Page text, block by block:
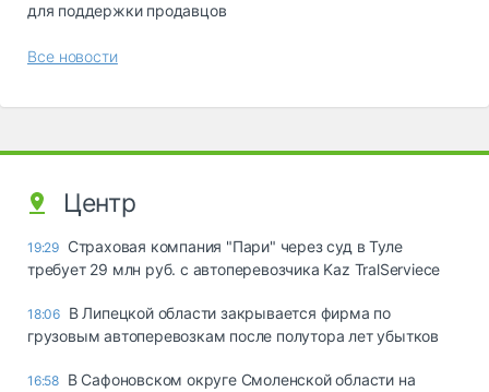
для поддержки продавцов
Все новости
Центр
19:29 Страховая компания "Пари" через суд в Туле
требует 29 млн руб. с автоперевозчика Kaz TralServiece
18:06 В Липецкой области закрывается фирма по
грузовым автоперевозкам после полутора лет убытков
16:58 В Сафоновском округе Смоленской области на